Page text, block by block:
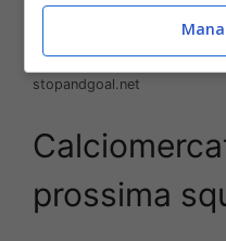
Bonucci al Monza, nuovi
stopandgoal.net
prossima